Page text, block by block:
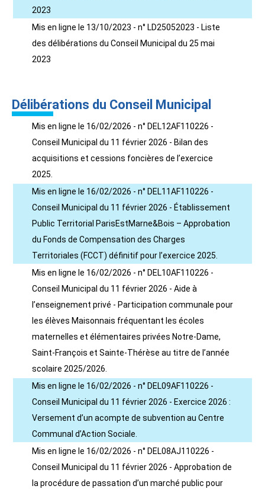
2023
Mis en ligne le 13/10/2023 - n° LD25052023 - Liste
des délibérations du Conseil Municipal du 25 mai
2023
Délibérations du Conseil Municipal
Mis en ligne le 16/02/2026 - n° DEL12AF110226 -
Conseil Municipal du 11 février 2026 - Bilan des
acquisitions et cessions foncières de l’exercice
2025.
Mis en ligne le 16/02/2026 - n° DEL11AF110226 -
Conseil Municipal du 11 février 2026 - Établissement
Public Territorial ParisEstMarne&Bois – Approbation
du Fonds de Compensation des Charges
Territoriales (FCCT) définitif pour l’exercice 2025.
Mis en ligne le 16/02/2026 - n° DEL10AF110226 -
Conseil Municipal du 11 février 2026 - Aide à
l’enseignement privé - Participation communale pour
les élèves Maisonnais fréquentant les écoles
maternelles et élémentaires privées Notre-Dame,
Saint-François et Sainte-Thérèse au titre de l’année
scolaire 2025/2026.
Mis en ligne le 16/02/2026 - n° DEL09AF110226 -
Conseil Municipal du 11 février 2026 - Exercice 2026 :
Versement d’un acompte de subvention au Centre
Communal d’Action Sociale.
Mis en ligne le 16/02/2026 - n° DEL08AJ110226 -
Conseil Municipal du 11 février 2026 - Approbation de
la procédure de passation d’un marché public pour